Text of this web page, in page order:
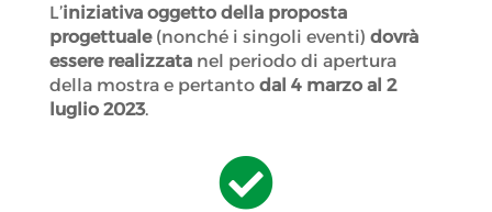
L’iniziativa oggetto della proposta
progettuale(nonché i singoli eventi) dovrà
essere realizzatanel periodo di apertura
della mostra e pertanto dal 4 marzo al 2
luglio 2023.
